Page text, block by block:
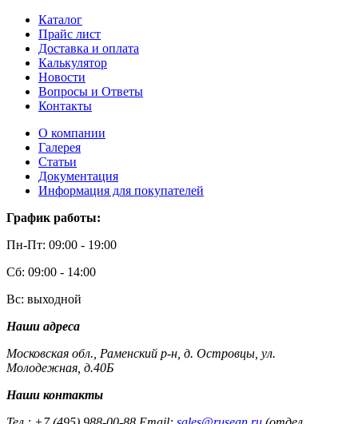
Каталог
Прайс лист
Доставка и оплата
Калькулятор
Новости
Вопросы и Ответы
Контакты
О компании
Галерея
Статьи
Документация
Информация для покупателей
График работы:
Пн-Пт: 09:00 - 19:00
Сб: 09:00 - 14:00
Вс: выходной
Наши адреса
Московская обл., Раменский р-н, д. Островцы, ул.
Молодежная, д.40Б
Наши контакты